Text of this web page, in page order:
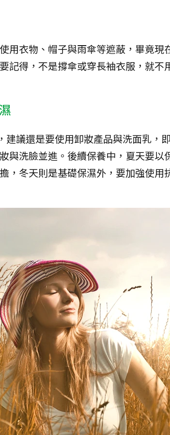
用衣物、帽子與雨傘等遮蔽，畢竟現
記得，不是撐傘或穿長袖衣服，就不
建議還是要使用卸妝產品與洗面乳，
與洗臉並進。後續保養中，夏天要以
，冬天則是基礎保濕外，要加強使用